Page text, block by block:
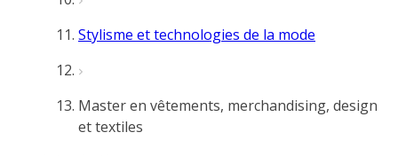
Stylisme et technologies de la mode
Master en vêtements, merchandising, design
et textiles